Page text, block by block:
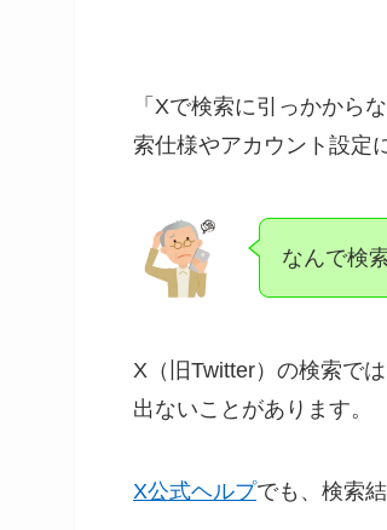
「Xで検索に引っかから
索仕様やアカウント設定
なんで検
X（旧Twitter）の検索で
出ないことがあります。
X公式ヘルプでも、検索